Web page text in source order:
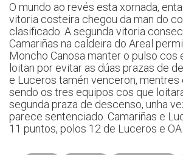
O mundo ao revés esta xornada,
vitoria costeira chegou da man do
clasificado. A segunda vitoria
Camariñas na caldeira do Areal
Moncho Canosa manter o pulso cos
loitan por evitar as dúas prazas de
e Luceros tamén venceron, mentres
sendo os tres equipos cos que
segunda praza de descenso, unha
parece sentenciado. Camariñas e
11 puntos, polos 12 de Luceros e